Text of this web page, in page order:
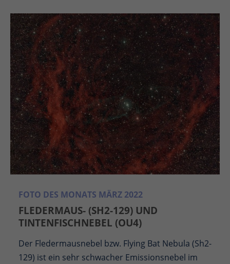
FOTO DES MONATS MÄRZ 2022
FLEDERMAUS- (SH2-129) UND
TINTENFISCHNEBEL (OU4)
Der Fledermausnebel bzw. Flying Bat Nebula (Sh2-
129) ist ein sehr schwacher Emissionsnebel im